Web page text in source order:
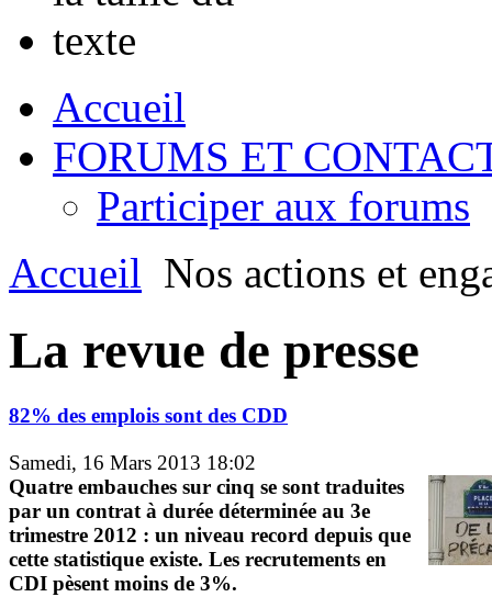
Accueil
FORUMS ET
Participer aux forums
Accueil Nos actions et
La revue de presse
82% des emplois sont des CDD
Samedi, 16 Mars 2013 18:02
Quatre embauches sur cinq se sont traduites
par un contrat à durée déterminée au 3e
trimestre 2012 : un niveau record depuis que
cette statistique existe. Les recrutements en
CDI pèsent moins de 3%.